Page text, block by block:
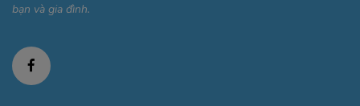
bạn và gia đình.